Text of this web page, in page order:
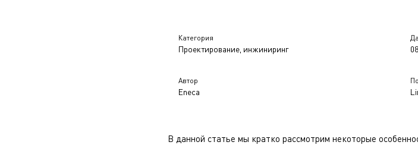
Категория
Проектирование, инжиниринг
Автор
Eneca
В данной статье мы кратко рассмотрим некоторые